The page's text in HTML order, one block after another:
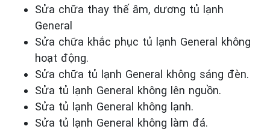
Sửa chữa thay thế âm, dương tủ lạnh
General
Sửa chữa khắc phục tủ lạnh General
không
hoạt động.
Sửa chữa tủ lạnh General
không sáng đèn.
Sửa tủ lạnh General
không lên nguồn.
Sửa tủ lạnh General
không lạnh.
Sửa tủ lạnh General
không làm đá.